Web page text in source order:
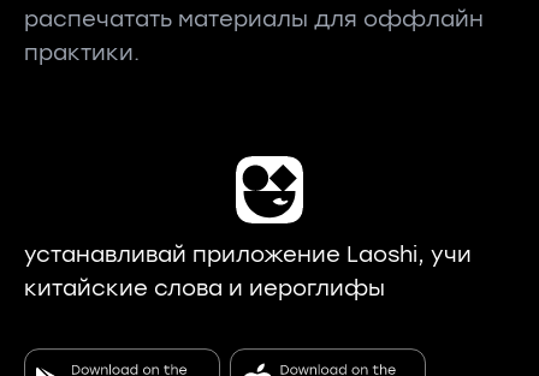
распечатать материалы для оффлайн
практики.
устанавливай приложение Laoshi, учи
китайские слова и иероглифы